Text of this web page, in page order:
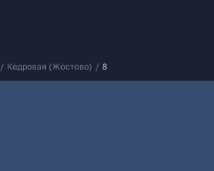
/ Кедровая (Жостово) / 8